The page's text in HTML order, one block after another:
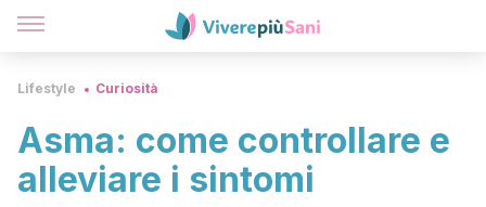
Lifestyle Curiosità
Asma: come controllare e
alleviare i sintomi